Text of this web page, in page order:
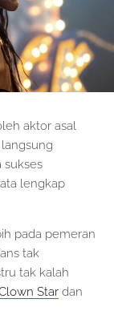
aktor asal
sukses
lengkap
pada pemeran
tak
tak kalah
Star dan